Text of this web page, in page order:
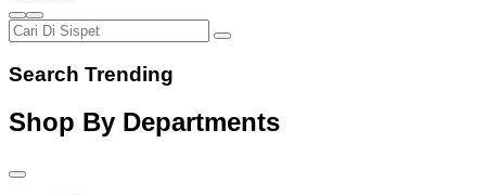
Search Trending
Shop By Departments